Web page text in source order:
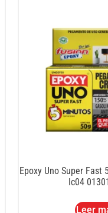
Epoxy Uno Super Fast
Ic04
Leer